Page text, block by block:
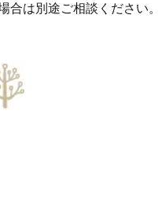
は別途ご相談ください。